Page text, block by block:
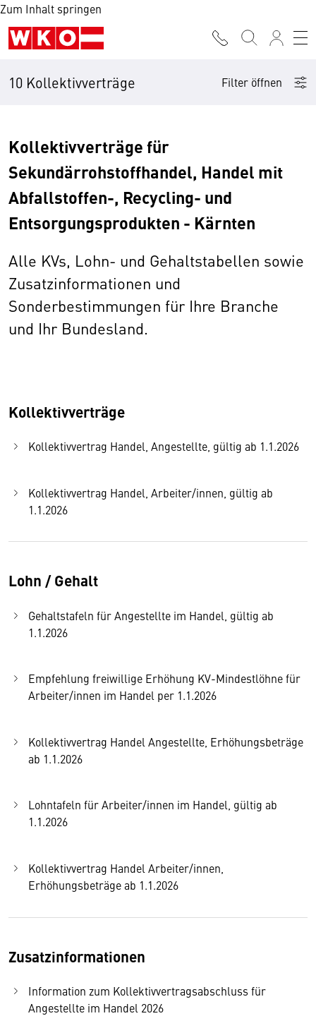
Zum Inhalt springen
10 Kollektivverträge Filter öffnen
Kollektivverträge für
Sekundärrohstoffhandel, Handel mit
Abfallstoffen-, Recycling- und
Entsorgungsprodukten - Kärnten
Alle KVs, Lohn- und Gehaltstabellen sowie
Zusatzinformationen und
Sonderbestimmungen für Ihre Branche
und Ihr Bundesland.
Kollektivverträge
Kollektivvertrag Handel, Angestellte, gültig ab 1.1.2026
Kollektivvertrag Handel, Arbeiter/innen, gültig ab
1.1.2026
Lohn / Gehalt
Gehaltstafeln für Angestellte im Handel, gültig ab
1.1.2026
Empfehlung freiwillige Erhöhung KV-Mindestlöhne für
Arbeiter/innen im Handel per 1.1.2026
Kollektivvertrag Handel Angestellte, Erhöhungsbeträge
ab 1.1.2026
Lohntafeln für Arbeiter/innen im Handel, gültig ab
1.1.2026
Kollektivvertrag Handel Arbeiter/innen,
Erhöhungsbeträge ab 1.1.2026
Zusatzinformationen
Information zum Kollektivvertragsabschluss für
Angestellte im Handel 2026